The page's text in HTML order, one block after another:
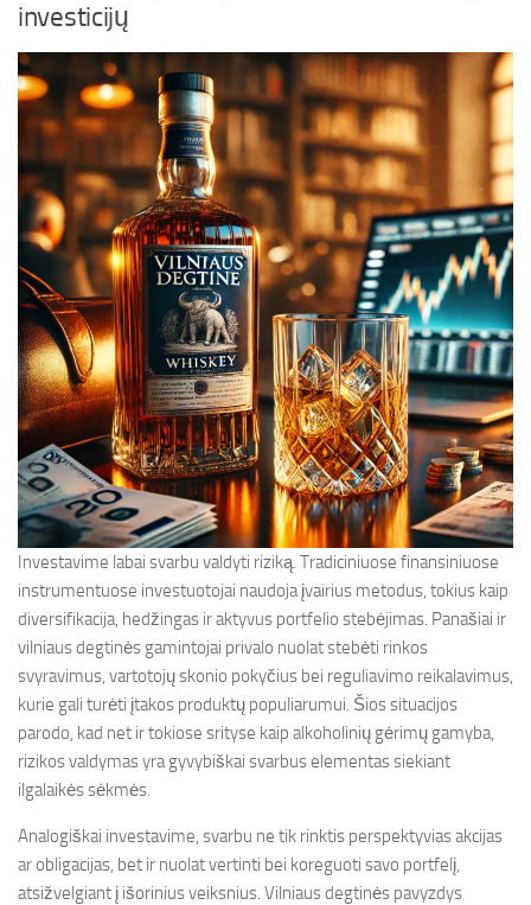
investicijų
Investavime labai svarbu valdyti riziką. Tradiciniuose finansiniuose
instrumentuose investuotojai naudoja įvairius metodus, tokius kaip
diversifikacija, hedžingas ir aktyvus portfelio stebėjimas. Panašiai ir
vilniaus degtinės gamintojai privalo nuolat stebėti rinkos
svyravimus, vartotojų skonio pokyčius bei reguliavimo reikalavimus,
kurie gali turėti įtakos produktų populiarumui. Šios situacijos
parodo, kad net ir tokiose srityse kaip alkoholinių gėrimų gamyba,
rizikos valdymas yra gyvybiškai svarbus elementas siekiant
ilgalaikės sėkmės.
Analogiškai investavime, svarbu ne tik rinktis perspektyvias akcijas
ar obligacijas, bet ir nuolat vertinti bei koreguoti savo portfelį,
atsižvelgiant į išorinius veiksnius. Vilniaus degtinės pavyzdys